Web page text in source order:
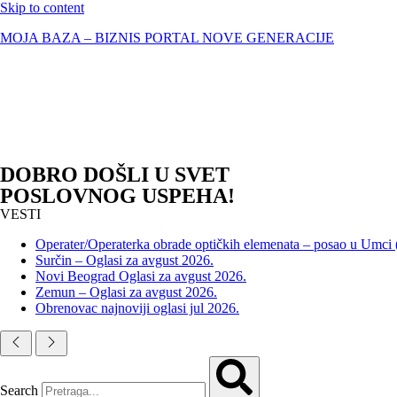
Skip to content
MOJA BAZA – BIZNIS PORTAL NOVE GENERACIJE
DOBRO DOŠLI U SVET
POSLOVNOG USPEHA!
VESTI
Operater/Operaterka obrade optičkih elemenata – posao u Umci
Surčin – Oglasi za avgust 2026.
Novi Beograd Oglasi za avgust 2026.
Zemun – Oglasi za avgust 2026.
Obrenovac najnoviji oglasi jul 2026.
Search